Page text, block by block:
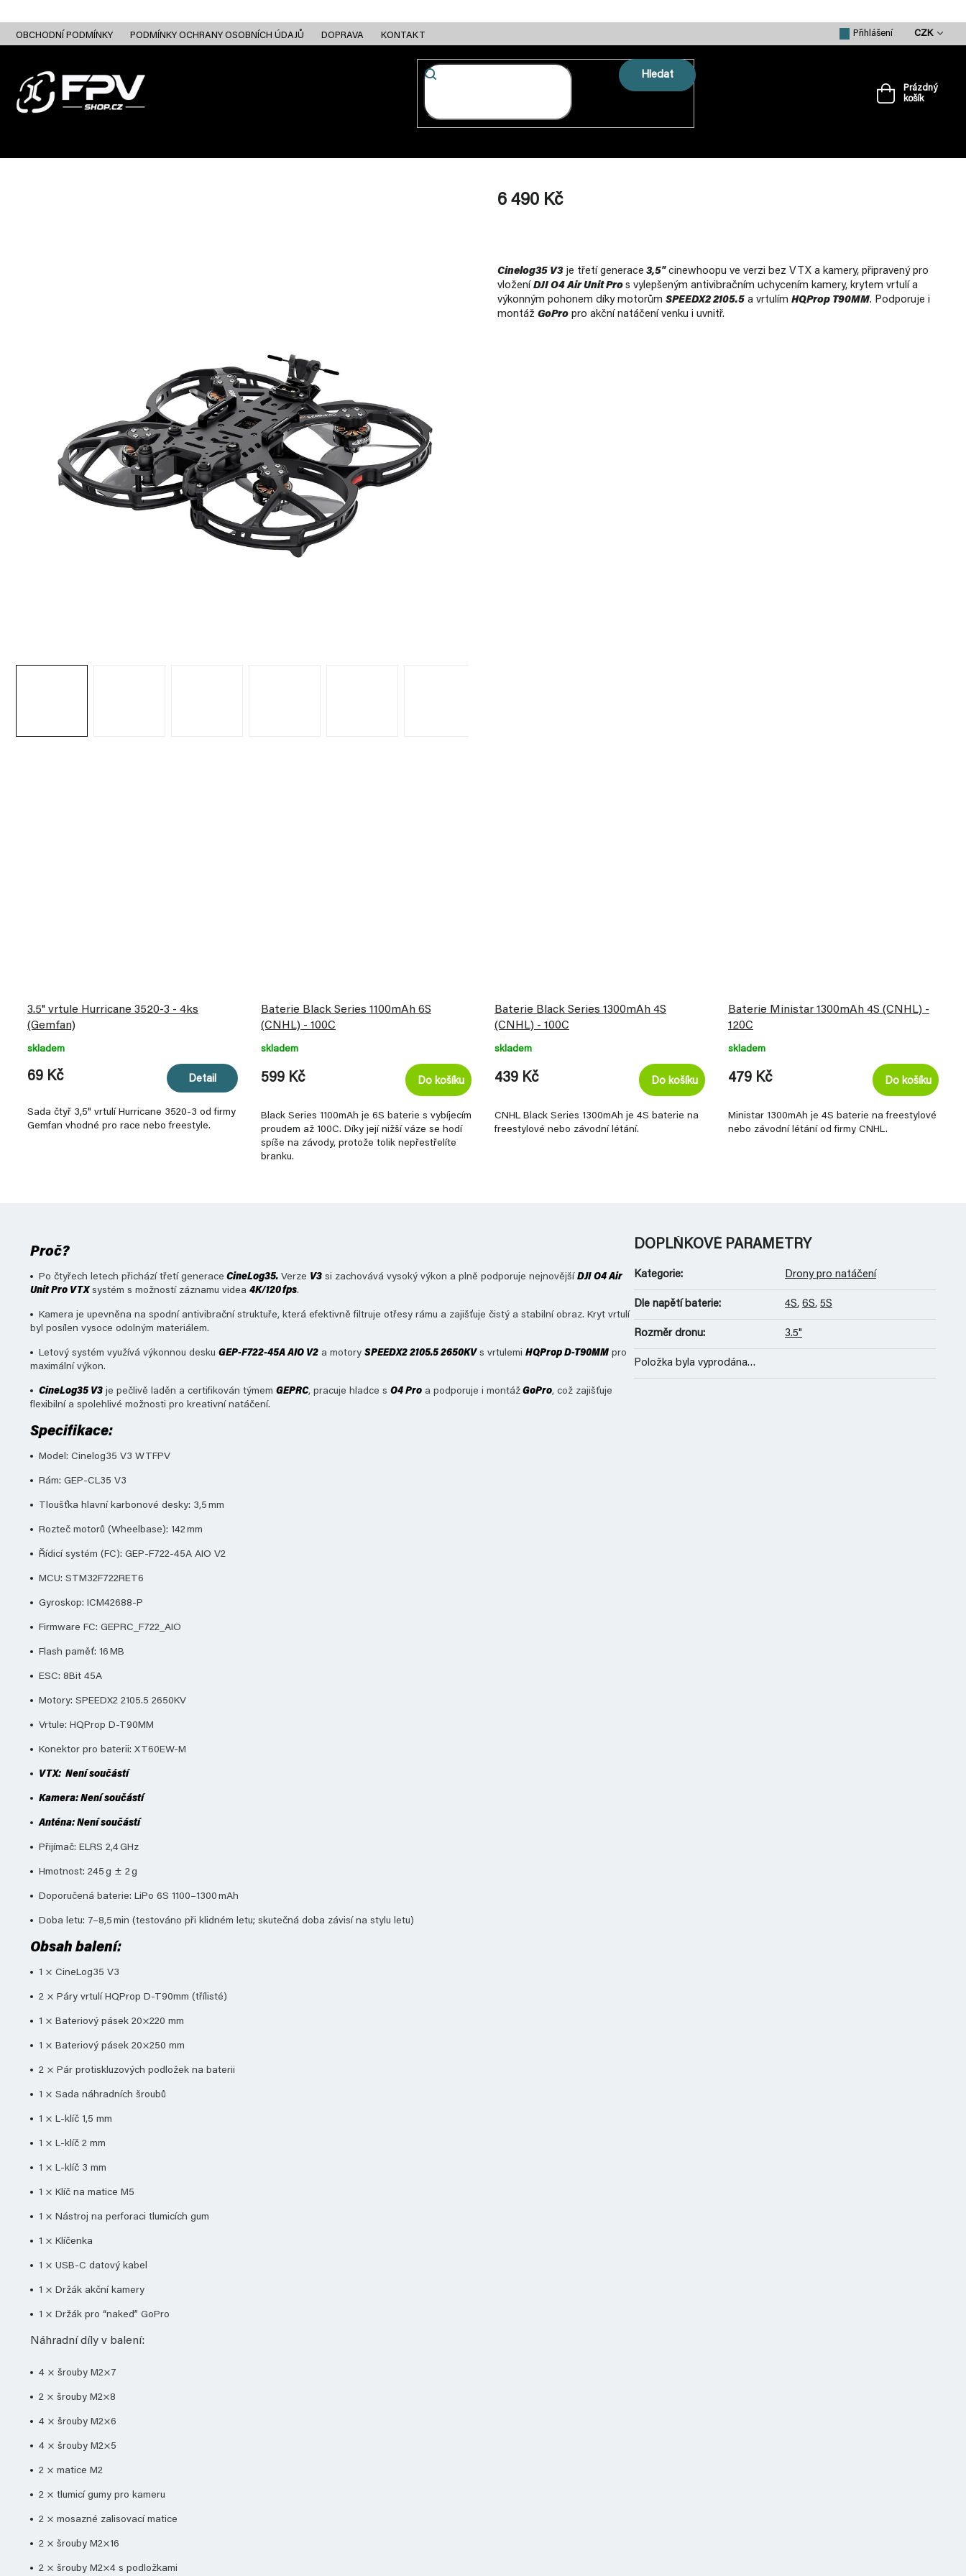
obsahOBCHODNÍ PODMÍNKY PODMÍNKY OCHRANY OSOBNÍCH ÚDAJŮ DOPRAVA KONTAKT CZK
Přihlášení
Hledat
Nákupní
Prázdný
košík
6 490 Kč
Cinelog35 V3je třetí generace 3,5"cinewhoopu ve verzi bez VTX a kamery, připravený pro
vložení DJI O4 Air Unit Pro s vylepšeným antivibračním uchycením kamery, krytem vrtulí a
výkonným pohonem díky motorům SPEEDX2 2105.5 a vrtulím HQProp T90MM. Podporuje i
montáž GoPro pro akční natáčení venku i uvnitř.
3.5" vrtule Hurricane 3520-3 - 4ks
(Gemfan)
skladem
69 Kč Detail
Sada čtyř 3,5" vrtulí Hurricane 3520-3 od firmy
Gemfan vhodné pro race nebo freestyle.
Baterie Black Series 1100mAh 6S
(CNHL) - 100C
skladem
599 Kč Do košíku
Black Series 1100mAh je 6S baterie s vybíjecím
proudem až 100C. Díky její nižší váze se hodí
spíše na závody, protože tolik nepřestřelíte
branku.
Baterie Black Series 1300mAh 4S
(CNHL) - 100C
skladem
439 Kč Do košíku
CNHL Black Series 1300mAh je 4S baterie na
freestylové nebo závodní létání.
Baterie Ministar 1300mAh 4S (CNHL) -
120C
skladem
479 Kč Do košíku
Ministar 1300mAh je 4S baterie na freestylové
nebo závodní létání od firmy CNHL.
Proč?
Po čtyřech letech přichází třetí generace CineLog35. Verze V3 si zachovává vysoký výkon a plně podporuje nejnovější DJI O4 Air
Unit Pro VTX systém s možností záznamu videa 4K/120 fps.
Kamera je upevněna na spodní antivibrační struktuře, která efektivně filtruje otřesy rámu a zajišťuje čistý a stabilní obraz. Kryt vrtulí
byl posílen vysoce odolným materiálem.
Letový systém využívá výkonnou desku GEP-F722-45A AIO V2 a motory SPEEDX2 2105.5 2650KV s vrtulemi HQProp D-T90MM pro
maximální výkon.
CineLog35 V3 je pečlivě laděn a certifikován týmem GEPRC, pracuje hladce s O4 Pro a podporuje i montáž GoPro, což zajišťuje
flexibilní a spolehlivé možnosti pro kreativní natáčení.
Specifikace:
Model: Cinelog35 V3 WTFPV
Rám: GEP-CL35 V3
Tloušťka hlavní karbonové desky: 3,5 mm
Rozteč motorů (Wheelbase): 142 mm
Řídicí systém (FC): GEP-F722-45A AIO V2
MCU: STM32F722RET6
Gyroskop: ICM42688-P
Firmware FC: GEPRC_F722_AIO
Flash paměť: 16 MB
ESC: 8Bit 45A
Motory: SPEEDX2 2105.5 2650KV
Vrtule: HQProp D-T90MM
Konektor pro baterii: XT60EW-M
VTX: Není součástí
Kamera: Není součástí
Anténa: Není součástí
Přijímač: ELRS 2,4 GHz
Hmotnost: 245 g ± 2 g
Doporučená baterie: LiPo 6S 1100–1300 mAh
Doba letu: 7–8,5 min (testováno při klidném letu; skutečná doba závisí na stylu letu)
Obsah balení:
1 × CineLog35 V3
2 × Páry vrtulí HQProp D-T90mm (třílisté)
1 × Bateriový pásek 20×220 mm
1 × Bateriový pásek 20×250 mm
2 × Pár protiskluzových podložek na baterii
1 × Sada náhradních šroubů
1 × L-klíč 1,5 mm
1 × L-klíč 2 mm
1 × L-klíč 3 mm
1 × Klíč na matice M5
1 × Nástroj na perforaci tlumicích gum
1 × Klíčenka
1 × USB-C datový kabel
1 × Držák akční kamery
1 × Držák pro “naked” GoPro
Náhradní díly v balení:
4 × šrouby M2×7
2 × šrouby M2×8
4 × šrouby M2×6
4 × šrouby M2×5
2 × matice M2
2 × tlumicí gumy pro kameru
2 × mosazné zalisovací matice
2 × šrouby M2×16
2 × šrouby M2×4 s podložkami
DOPLŇKOVÉ PARAMETRY
Kategorie: Drony pro natáčení
Dle napětí baterie: 4S, 6S, 5S
Rozměr dronu: 3.5"
Položka byla vyprodána…